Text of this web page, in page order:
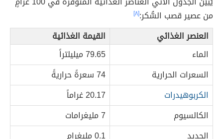
من عصير قصب السُّكر:[٨]
العنصر الغذائي
القيمة الغذائية
الماء
79.65 ميليلتراً
السعرات الحرارية
74 سعرةً حراريةً
الكربوهيدرات
20.17 غراماً
الكالسيوم
7 مليغرامات
الحديد
0.1 مليغرام